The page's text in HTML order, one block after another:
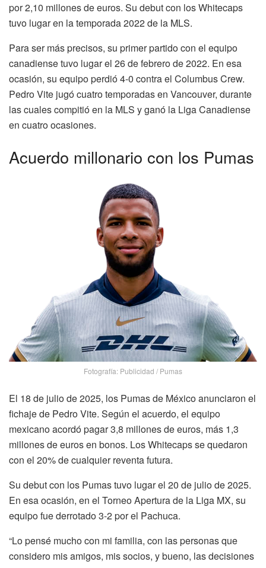
por 2,10 millones de euros. Su debut con los Whitecaps
tuvo lugar en la temporada 2022 de la MLS.
Para ser más precisos, su primer partido con el equipo
canadiense tuvo lugar el 26 de febrero de 2022. En esa
ocasión, su equipo perdió 4-0 contra el Columbus Crew.
Pedro Vite jugó cuatro temporadas en Vancouver, durante
las cuales compitió en la MLS y ganó la Liga Canadiense
en cuatro ocasiones.
Acuerdo millonario con los Pumas
Fotografía: Publicidad / Pumas
El 18 de julio de 2025, los Pumas de México anunciaron el
fichaje de Pedro Vite. Según el acuerdo, el equipo
mexicano acordó pagar 3,8 millones de euros, más 1,3
millones de euros en bonos. Los Whitecaps se quedaron
con el 20% de cualquier reventa futura.
Su debut con los Pumas tuvo lugar el 20 de julio de 2025.
En esa ocasión, en el Torneo Apertura de la Liga MX, su
equipo fue derrotado 3-2 por el Pachuca.
“Lo pensé mucho con mi familia, con las personas que
considero mis amigos, mis socios, y bueno, las decisiones